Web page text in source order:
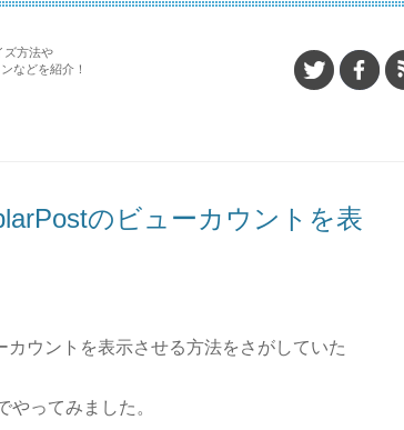
ズ方法や
などを紹介！
のビューカウントを表
ウントを表示させる方法をさがしていた
ってみました。